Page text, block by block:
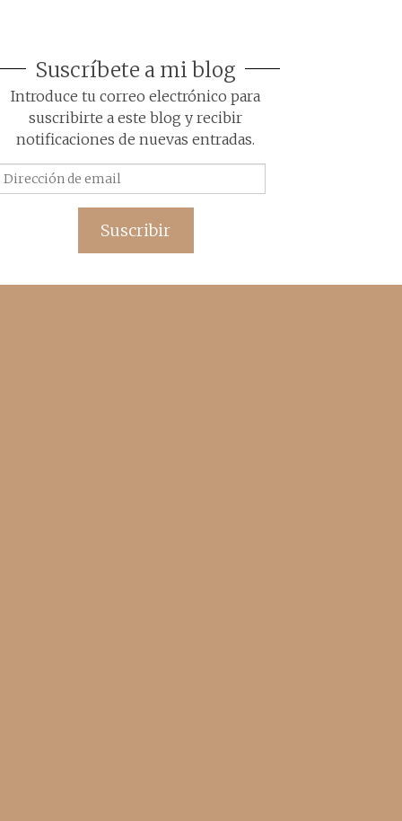
Suscríbete a mi blog
Introduce tu correo electrónico para
suscribirte a este blog y recibir
notificaciones de nuevas entradas.
de
Suscribir